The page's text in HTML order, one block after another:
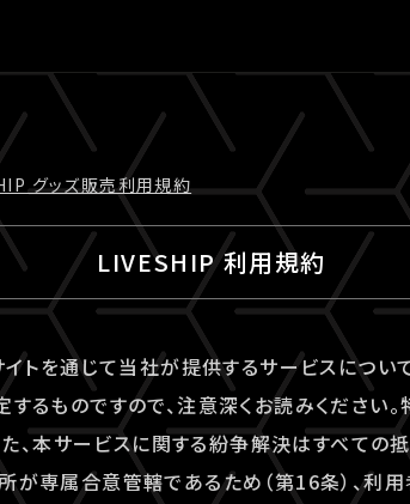
グッズ販売利⽤規約
LIVESHIP 利用規約
トを通じて当社が提供するサービスについ
るものですので、注意深くお読みください
た、本サービスに関する紛争解決はすべて
専属合意管轄であるため（第16条）、利